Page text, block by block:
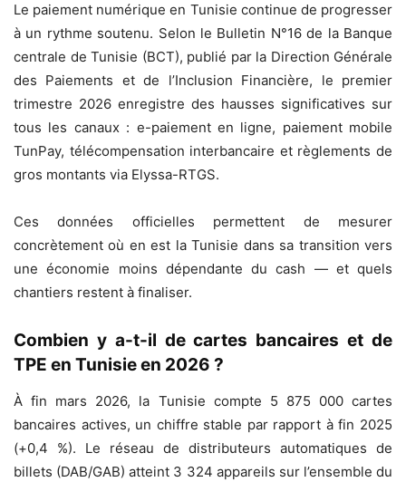
Le paiement numérique en Tunisie continue de progresser
à un rythme soutenu. Selon le Bulletin N°16 de la Banque
centrale de Tunisie (BCT), publié par la Direction Générale
des Paiements et de l’Inclusion Financière, le premier
trimestre 2026 enregistre des hausses significatives sur
tous les canaux : e-paiement en ligne, paiement mobile
TunPay, télécompensation interbancaire et règlements de
gros montants via Elyssa-RTGS.
Ces données officielles permettent de mesurer
concrètement où en est la Tunisie dans sa transition vers
une économie moins dépendante du cash — et quels
chantiers restent à finaliser.
Combien y a-t-il de cartes bancaires et de
TPE en Tunisie en 2026 ?
À fin mars 2026, la Tunisie compte 5 875 000 cartes
bancaires actives, un chiffre stable par rapport à fin 2025
(+0,4 %). Le réseau de distributeurs automatiques de
billets (DAB/GAB) atteint 3 324 appareils sur l’ensemble du